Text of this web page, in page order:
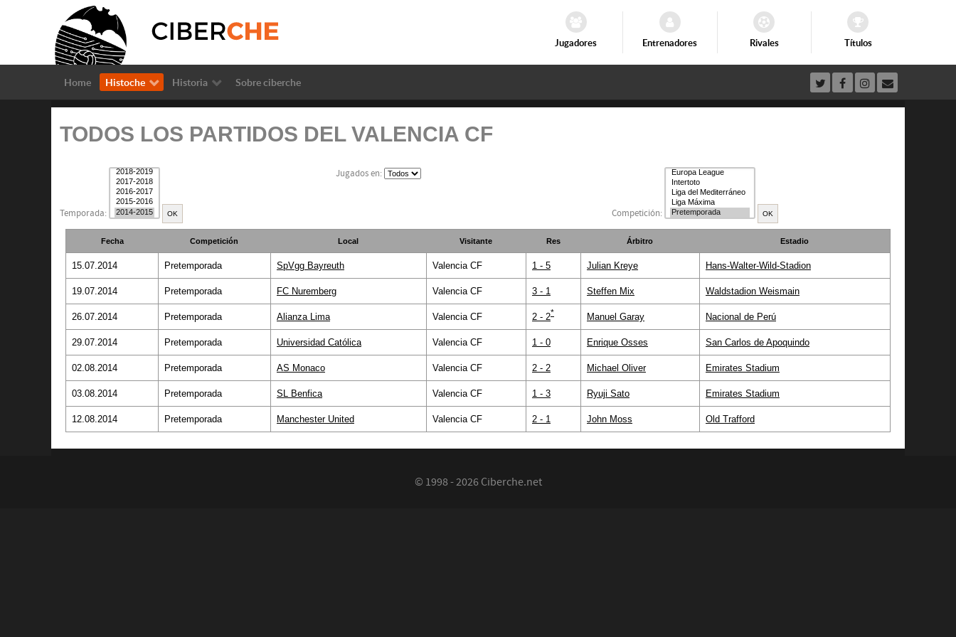
Jugadores Entrenadores Rivales Títulos
Home Histoche Historia Sobre ciberche
TODOS LOS PARTIDOS DEL VALENCIA CF
Temporada:
Jugados en:
Competición:
Fecha Competición Local Visitante Res Árbitro Estadio
15.07.2014 Pretemporada SpVgg Bayreuth Valencia CF 1 - 5 Julian Kreye Hans-Walter-Wild-Stadion
19.07.2014 Pretemporada FC Nuremberg Valencia CF 3 - 1 Steffen Mix Waldstadion Weismain
26.07.2014 Pretemporada Alianza Lima Valencia CF 2 - 2* Manuel Garay Nacional de Perú
29.07.2014 Pretemporada Universidad Católica Valencia CF 1 - 0 Enrique Osses San Carlos de Apoquindo
02.08.2014 Pretemporada AS Monaco Valencia CF 2 - 2 Michael Oliver Emirates Stadium
03.08.2014 Pretemporada SL Benfica Valencia CF 1 - 3 Ryuji Sato Emirates Stadium
12.08.2014 Pretemporada Manchester United Valencia CF 2 - 1 John Moss Old Trafford
© 1998 - 2026 Ciberche.net